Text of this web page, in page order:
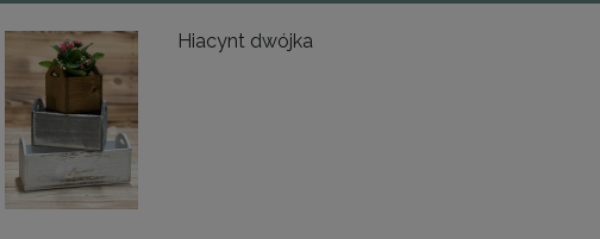
Najniższa cena:
36,59 zł
DO KOSZYKA
Hiacynt dwójka